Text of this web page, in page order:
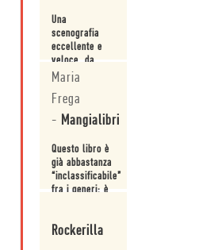
Una
scenografia
eccellente e
veloce, da
leggere e far
Maria
Frega
- Mangialibri
Questo libro è
già abbastanza
“inclassificabile”
fra i generi: è
chiare
Rockerilla